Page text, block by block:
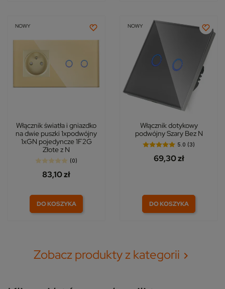
NOWY
Włącznik światła i gniazdko
na dwie puszki 1xpodwójny
1xGN pojedyncze 1F2G
Złote z N
(0)
83,10 zł
DO KOSZYKA
NOWY
Włącznik dotykowy
podwójny Szary Bez N
5.0 (3)
69,30 zł
DO KOSZYKA
Zobacz produkty z kategorii 